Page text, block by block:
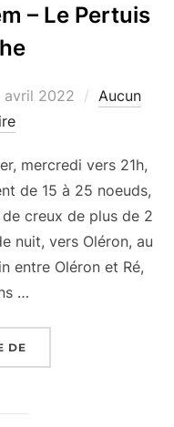
– Le Pertuis
avril 2022
Aucun
mercredi vers 21h,
de 15 à 25 noeuds,
creux de plus de 2
nuit, vers Oléron, au
entre Oléron et Ré,
…
DE« EMBARQUEMENT